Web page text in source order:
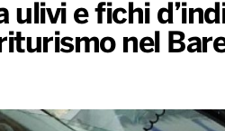
e fichi
nel